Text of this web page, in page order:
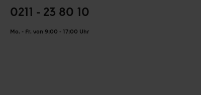
0211 - 23 80 10
Mo. - Fr. von 9:00 - 17:00 Uhr